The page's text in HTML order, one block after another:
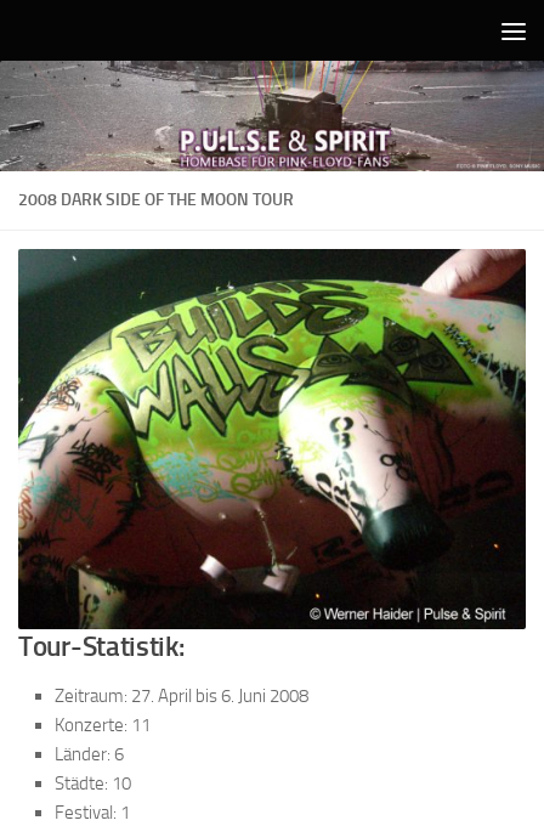
2008 DARK SIDE OF THE MOON TOUR
Tour-Statistik:
Zeitraum: 27. April bis 6. Juni 2008
Konzerte: 11
Länder: 6
Städte: 10
Festival: 1